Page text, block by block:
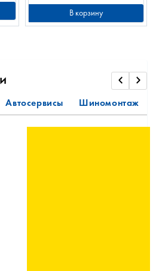
В корзину
Автосервисы Шиномонтаж